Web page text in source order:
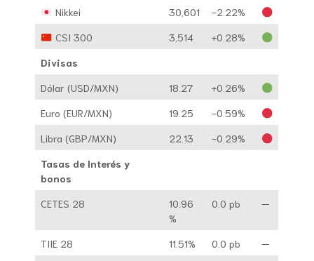
Nikkei
30,601
-2.22%
CSI 300
3,514
+0.28%
Divisas
Dólar (USD/MXN)
18.27
+0.26%
Euro (EUR/MXN)
19.25
-0.59%
Libra (GBP/MXN)
22.13
-0.29%
Tasas de Interés y
bonos
CETES 28
10.96
%
0.0 pb —
TIIE 28 11.51% 0.0 pb
—